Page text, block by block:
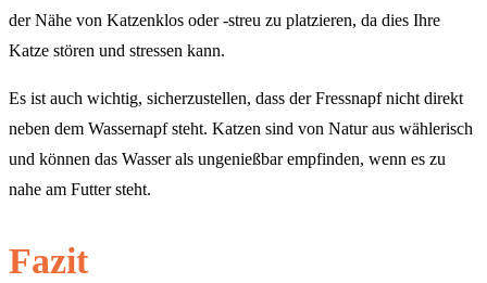
der Nähe von Katzenklos oder -streu zu platzieren, da dies Ihre
Katze stören und stressen kann.
Es ist auch wichtig, sicherzustellen, dass der Fressnapf nicht direkt
neben dem Wassernapf steht. Katzen sind von Natur aus wählerisch
und können das Wasser als ungenießbar empfinden, wenn es zu
nahe am Futter steht.
Fazit